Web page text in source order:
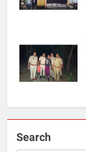
Search